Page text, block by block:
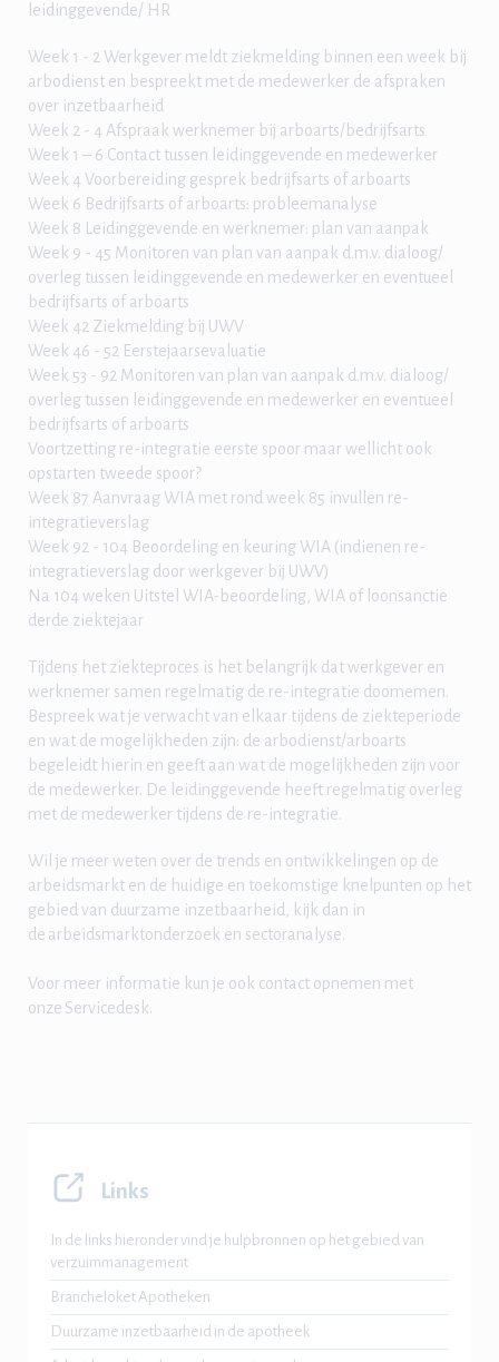
leidinggevende/ HR
Week 1 - 2 Werkgever meldt ziekmelding binnen een week bij
arbodienst en bespreekt met de medewerker de afspraken
over inzetbaarheid
Week 2 - 4 Afspraak werknemer bij arboarts/bedrijfsarts
Week 1 – 6 Contact tussen leidinggevende en medewerker
Week 4 Voorbereiding gesprek bedrijfsarts of arboarts
Week 6 Bedrijfsarts of arboarts: probleemanalyse
Week 8 Leidinggevende en werknemer: plan van aanpak
Week 9 - 45 Monitoren van plan van aanpak d.m.v. dialoog/
overleg tussen leidinggevende en medewerker en eventueel
bedrijfsarts of arboarts
Week 42 Ziekmelding bij UWV
Week 46 - 52 Eerstejaarsevaluatie
Week 53 - 92 Monitoren van plan van aanpak d.m.v. dialoog/
overleg tussen leidinggevende en medewerker en eventueel
bedrijfsarts of arboarts
Voortzetting re-integratie eerste spoor maar wellicht ook
opstarten tweede spoor?
Week 87 Aanvraag WIA met rond week 85 invullen re-
integratieverslag
Week 92 - 104 Beoordeling en keuring WIA (indienen re-
integratieverslag door werkgever bij UWV)
Na 104 weken Uitstel WIA-beoordeling, WIA of loonsanctie
derde ziektejaar
Tijdens het ziekteproces is het belangrijk dat werkgever en
werknemer samen regelmatig de re-integratie doornemen.
Bespreek wat je verwacht van elkaar tijdens de ziekteperiode
en wat de mogelijkheden zijn: de arbodienst/arboarts
begeleidt hierin en geeft aan wat de mogelijkheden zijn voor
de medewerker. De leidinggevende heeft regelmatig overleg
met de medewerker tijdens de re-integratie.
Wil je meer weten over de trends en ontwikkelingen op de
arbeidsmarkt en de huidige en toekomstige knelpunten op het
gebied van duurzame inzetbaarheid, kijk dan in
de arbeidsmarktonderzoek en sectoranalyse.
Voor meer informatie kun je ook contact opnemen met
onze Servicedesk.
Links
In de links hieronder vind je hulpbronnen op het gebied van
verzuimmanagement
Brancheloket Apotheken
Duurzame inzetbaarheid in de apotheek